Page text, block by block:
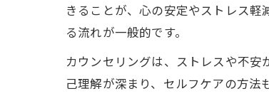
きることが、心の安定やストレス
る流れが一般的です。
カウンセリングは、ストレスや不
己理解が深まり、セルフケアの方法